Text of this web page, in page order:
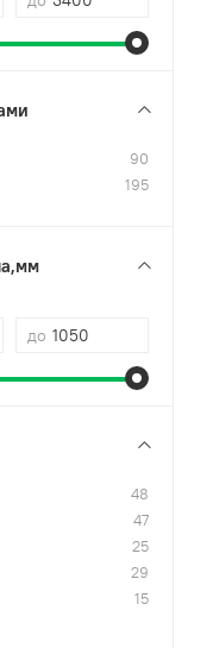
90
195
до
48
47
25
29
15